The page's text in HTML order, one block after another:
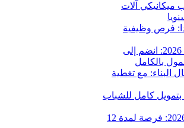
ميكانيكي آلات
فرص وظيفية
العمل التطوعي في بريطانيا 2026: انضم إلى
مع تغطية
بولندا تفتح باب التطوع 2026 بتمويل كامل للشباب
العمل التطوعي في إيطاليا 2026: فرصة لمدة 12